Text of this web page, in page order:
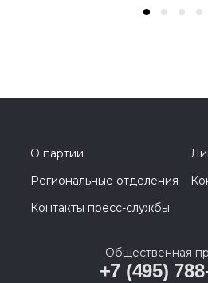
О партии
Региональные отделения
Контакты пресс-службы
Общественная
+7 (495)